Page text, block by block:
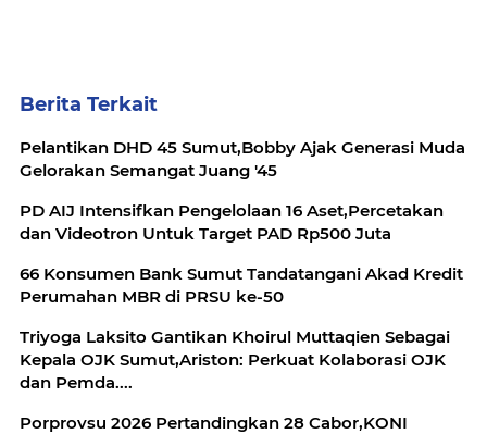
Berita Terkait
Pelantikan DHD 45 Sumut,Bobby Ajak Generasi Muda
Gelorakan Semangat Juang '45
PD AIJ Intensifkan Pengelolaan 16 Aset,Percetakan
dan Videotron Untuk Target PAD Rp500 Juta
66 Konsumen Bank Sumut Tandatangani Akad Kredit
Perumahan MBR di PRSU ke-50
Triyoga Laksito Gantikan Khoirul Muttaqien Sebagai
Kepala OJK Sumut,Ariston: Perkuat Kolaborasi OJK
dan Pemda....
Porprovsu 2026 Pertandingkan 28 Cabor,KONI